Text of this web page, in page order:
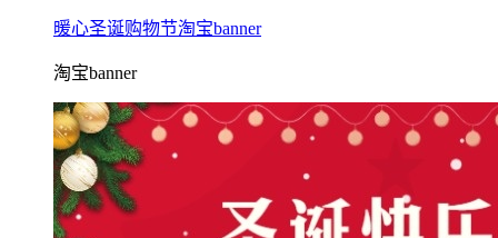
暖心圣诞购物节淘宝banner
淘宝banner